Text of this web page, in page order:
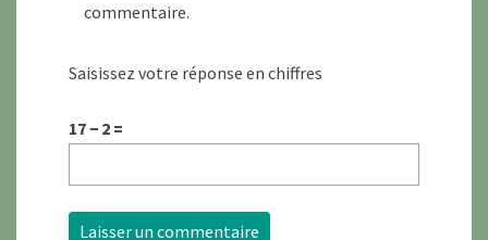
commentaire.
Saisissez votre réponse en chiffres
17 − 2 =